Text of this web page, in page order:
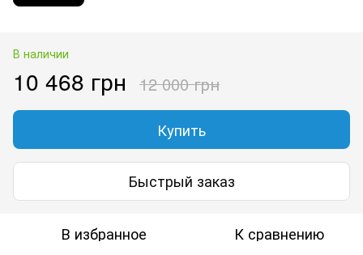
В наличии
10 468 грн 12 000 грн
Купить
Быстрый заказ
В избранное К сравнению